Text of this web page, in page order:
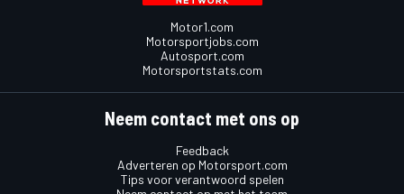
Motor1.com
Motorsportjobs.com
Autosport.com
Motorsportstats.com
Neem contact met ons op
Feedback
Adverteren op Motorsport.com
Tips voor verantwoord spelen